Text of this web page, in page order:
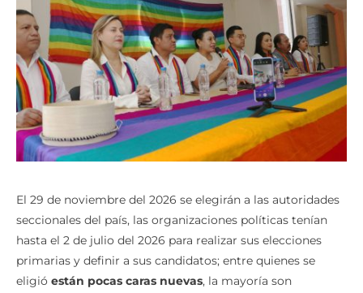
El 29 de noviembre del 2026 se elegirán a las autoridades
seccionales del país, las organizaciones políticas tenían
hasta el 2 de julio del 2026 para realizar sus elecciones
primarias y definir a sus candidatos; entre quienes se
eligió están pocas caras nuevas, la mayoría son